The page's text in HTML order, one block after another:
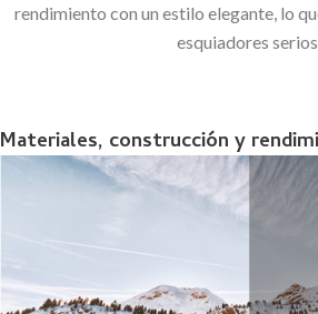
rendimiento con un estilo elegante, lo
esquiadores
Materiales, construcción y